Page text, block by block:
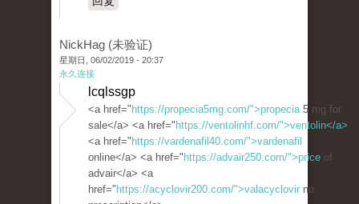
NickHag (未验证)
星期日, 06/02/2019 - 20:37
永久连接
lcqlssgp
<a href=" https://propecia5mg.com/">propecia5 mg for
sale</a> <a href=" https://ventolinhf.com/">ventolin</a>
<a href=" https://vardenafil40.com/">vardenafil
online</a> <a href=" https://advair250.com/">price of
advair</a> <a
href=" https://acyclovir200.com/">valacyclovir no